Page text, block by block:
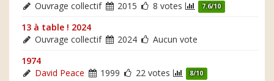
Ouvrage collectif
2015 8 votes 7.6/10
13 à table ! 2024
Ouvrage collectif
2024
Aucun vote
1974
David Peace
1999 22 votes 8/10